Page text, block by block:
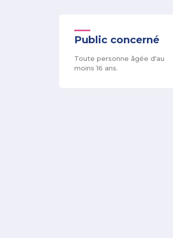
Public concerné
Toute personne âgée d'au
moins 16 ans.